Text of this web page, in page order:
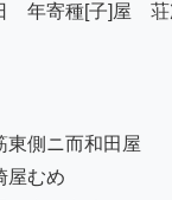
年寄種[子]屋　荘
東側ニ而和田屋
屋むめ